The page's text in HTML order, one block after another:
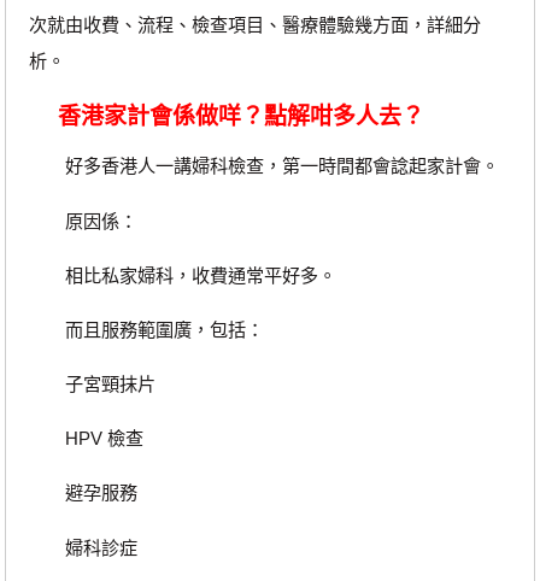
次就由收費、流程、檢查項目、醫療體驗幾方面，詳細分
析。
香港家計會係做咩？點解咁多人去？
好多香港人一講婦科檢查，第一時間都會諗起家計會。
原因係：
相比私家婦科，收費通常平好多。
而且服務範圍廣，包括：
子宮頸抹片
HPV 檢查
避孕服務
婦科診症